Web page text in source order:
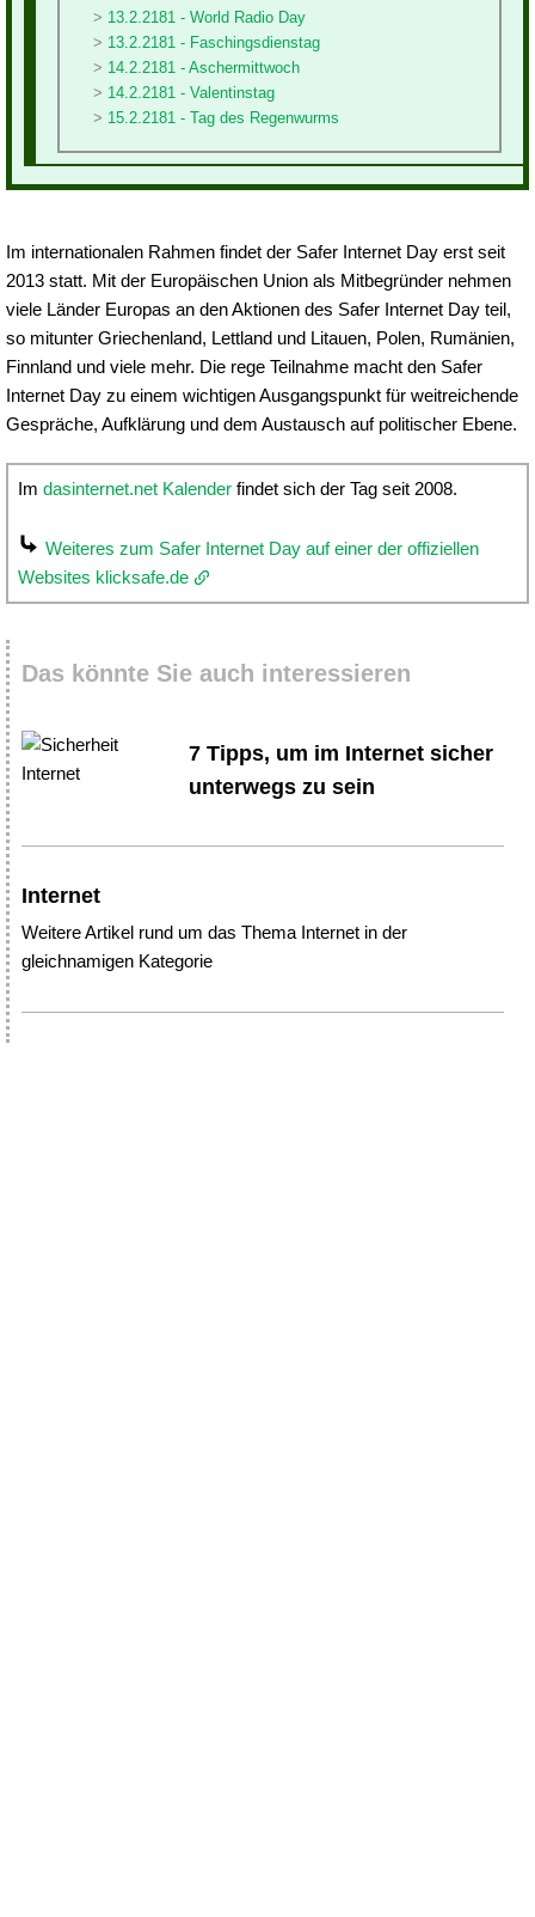
13.2.2181 - World Radio Day
13.2.2181 - Faschingsdienstag
14.2.2181 - Aschermittwoch
14.2.2181 - Valentinstag
15.2.2181 - Tag des Regenwurms
Im internationalen Rahmen findet der Safer Internet Day erst seit
2013 statt. Mit der Europäischen Union als Mitbegründer nehmen
viele Länder Europas an den Aktionen des Safer Internet Day teil,
so mitunter Griechenland, Lettland und Litauen, Polen, Rumänien,
Finnland und viele mehr. Die rege Teilnahme macht den Safer
Internet Day zu einem wichtigen Ausgangspunkt für weitreichende
Gespräche, Aufklärung und dem Austausch auf politischer Ebene.
Im dasinternet.net Kalender findet sich der Tag seit 2008.
Weiteres zum Safer Internet Day auf einer der offiziellen
Websites klicksafe.de
Das könnte Sie auch interessieren
7 Tipps, um im Internet sicher
unterwegs zu sein
Internet
Weitere Artikel rund um das Thema Internet in der
gleichnamigen Kategorie